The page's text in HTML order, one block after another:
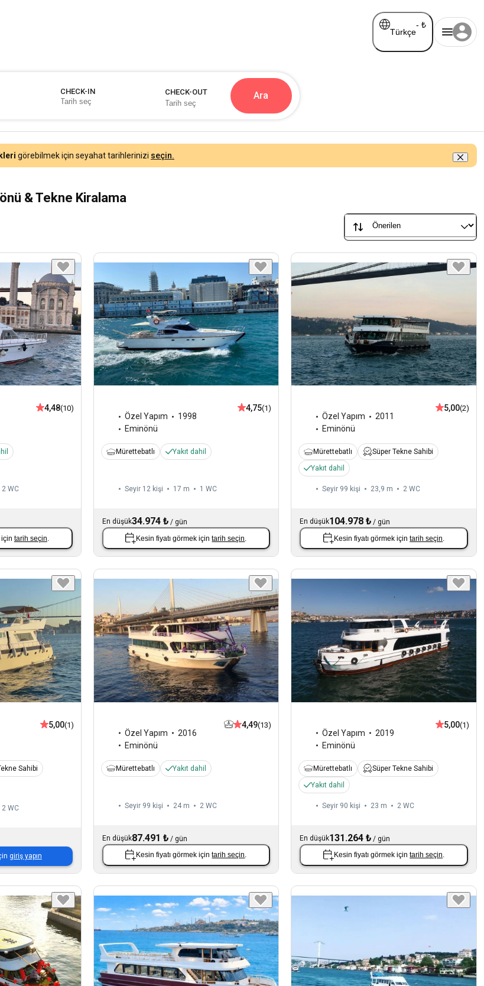
Türkçe
- ₺
CHECK-IN CHECK-OUT Ara
görebilmek için seyahat tarihlerinizi seçin.
& Tekne Kiralama
4,48(10)
2 WC
için tarih seçin
Özel Yapım
1998
Eminönü
4,75(1)
Mürettebatlı Yakıt dahil
Seyir 12 kişi 17 m 1 WC
En düşük34.974 ₺/ gün
Kesin fiyatı görmek içintarih seçin
Özel Yapım
2011
Eminönü
5,00(2)
Mürettebatlı
Süper Tekne Sahibi
Yakıt dahil
Seyir 99 kişi 23,9 m 2 WC
En düşük104.978 ₺ /gün
Kesin fiyatı görmek içintarih seçin
5,00(1)
Sahibi
2 WC
giriş yapın
Özel Yapım
2016
Eminönü
4,49(13)
Mürettebatlı Yakıt dahil
Seyir 99 kişi 24 m 2 WC
En düşük87.491 ₺/ gün
Kesin fiyatı görmek içintarih seçin.
Özel Yapım
2019
Eminönü
5,00(1)
Mürettebatlı
Süper Tekne Sahibi
Yakıt dahil
Seyir 90 kişi 23 m 2 WC
En düşük131.264 ₺ /gün
Kesin fiyatı görmek içintarih seçin.